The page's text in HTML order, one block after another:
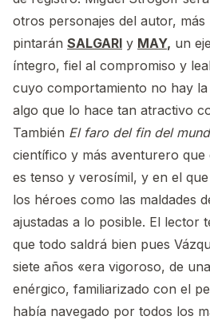
otros personajes del autor, más
pintarán SALGARI y MAY, un
íntegro, fiel al compromiso y
cuyo comportamiento no hay
algo que lo hace tan atractivo
También El faro del fin del
científico y más aventurero
es tenso y verosímil, y en el
los héroes como las maldades
ajustadas a lo posible. El lector
que todo saldrá bien pues
siete años «era vigoroso, de
enérgico, familiarizado con el
había navegado por todos los